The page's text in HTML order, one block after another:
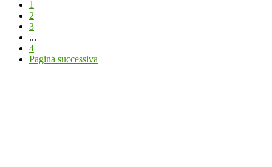
1
2
3
...
4
Pagina successiva